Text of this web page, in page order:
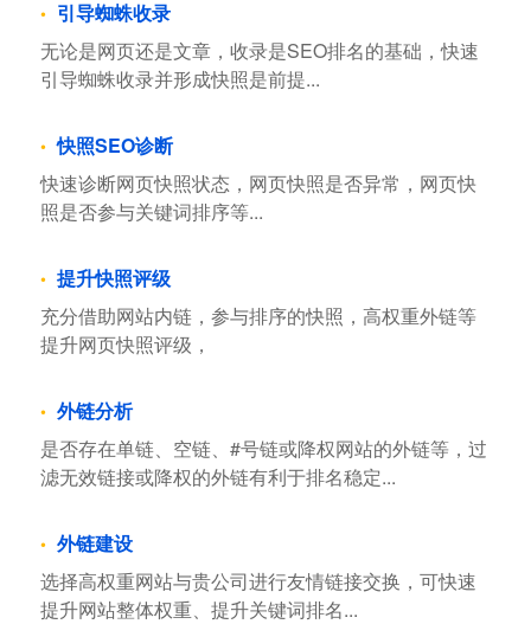
引导蜘蛛收录
无论是网页还是文章，收录是SEO排名的基础，快速
引导蜘蛛收录并形成快照是前提...
快照SEO诊断
快速诊断网页快照状态，网页快照是否异常，网页快
照是否参与关键词排序等...
提升快照评级
充分借助网站内链，参与排序的快照，高权重外链等
提升网页快照评级，
外链分析
是否存在单链、空链、#号链或降权网站的外链等，过
滤无效链接或降权的外链有利于排名稳定...
外链建设
选择高权重网站与贵公司进行友情链接交换，可快速
提升网站整体权重、提升关键词排名...